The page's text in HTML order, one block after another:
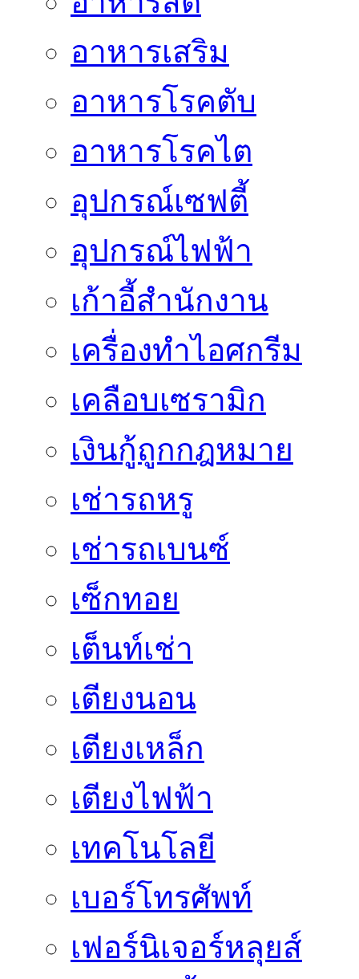
อาหารเสริม
อาหารโรคตับ
อาหารโรคไต
อุปกรณ์เซฟตี้
อุปกรณ์ไฟฟ้า
เก้าอี้สำนักงาน
เครื่องทำไอศกรีม
เคลือบเซรามิก
เงินกู้ถูกกฎหมาย
เช่ารถหรู
เช่ารถเบนซ์
เซ็กทอย
เต็นท์เช่า
เตียงนอน
เตียงเหล็ก
เตียงไฟฟ้า
เทคโนโลยี
เบอร์โทรศัพท์
เฟอร์นิเจอร์หลุยส์